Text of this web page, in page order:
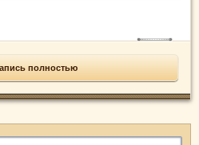
полностью